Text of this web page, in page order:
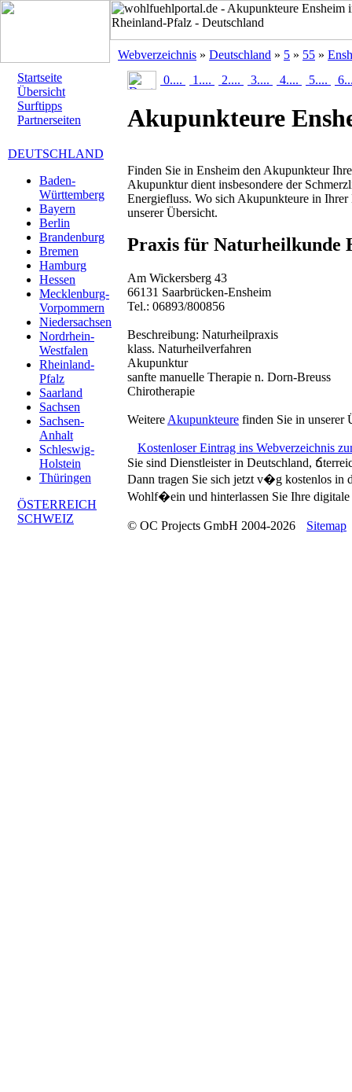
Webverzeichnis » Deutschland » 5 » 55 »
Startseite
Übersicht
Surftipps
Partnerseiten
DEUTSCHLAND
Baden-
Württemberg
Bayern
Berlin
Brandenburg
Bremen
Hamburg
Hessen
Mecklenburg-
Vorpommern
Niedersachsen
Nordrhein-
Westfalen
Rheinland-
Pfalz
Saarland
Sachsen
Sachsen-
Anhalt
Schleswig-
Holstein
Thüringen
ÖSTERREICH
SCHWEIZ
0.... 1.... 2.... 3.... 4.... 5....
Akupunkteure
Finden Sie in Ensheim den Akupunkteur
Akupunktur dient insbesondere der
Energiefluss. Wo sich Akupunkteure in Ihrer
unserer Übersicht.
Praxis für Naturheilkunde
Am Wickersberg 43
66131 Saarbrücken-Ensheim
Tel.: 06893/800856
Beschreibung: Naturheilpraxis
klass. Naturheilverfahren
Akupunktur
sanfte manuelle Therapie n. Dorn-Breuss
Chirotherapie
Weitere Akupunkteure finden Sie in unserer
Kostenloser Eintrag ins Webverzeichnis
Sie sind Dienstleister in Deutschland,
Dann tragen Sie sich jetzt v�g kostenlos in
Wohlf�ein und hinterlassen Sie Ihre
© OC Projects GmbH 2004-2026 Sitemap